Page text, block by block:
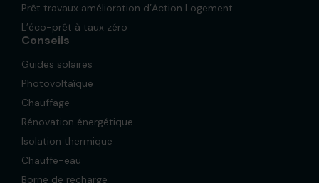
Prêt travaux amélioration d’Action Logement
L’éco-prêt à taux zéro
Conseils
Guides solaires
Photovoltaïque
Chauffage
Rénovation énergétique
Isolation thermique
Chauffe-eau
Borne de recharge